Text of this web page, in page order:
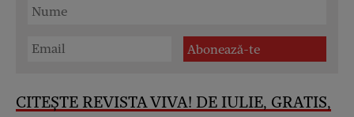
CITEȘTE REVISTA VIVA! DE IULIE, GRATIS,